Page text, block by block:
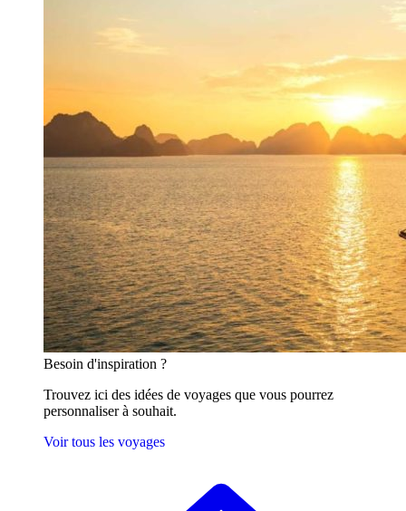
Besoin d'inspiration ?
Trouvez ici des idées de voyages que vous pourrez
personnaliser à souhait.
Voir tous les voyages